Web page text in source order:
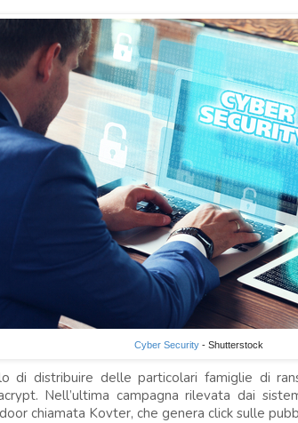
Cyber Security - Shutterstock
di distribuire delle particolari famiglie di
Nell’ultima campagna rilevata dai
chiamata Kovter, che genera click sulle